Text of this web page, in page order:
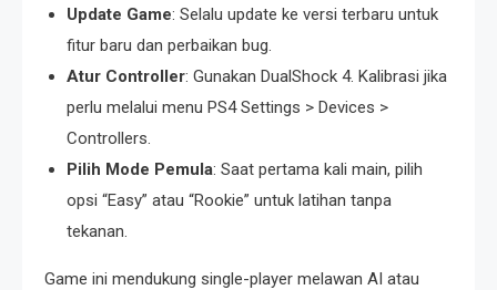
Update Game: Selalu update ke versi terbaru untuk
fitur baru dan perbaikan bug.
Atur Controller: Gunakan DualShock 4. Kalibrasi jika
perlu melalui menu PS4 Settings > Devices >
Controllers.
Pilih Mode Pemula: Saat pertama kali main, pilih
opsi “Easy” atau “Rookie” untuk latihan tanpa
tekanan.
Game ini mendukung single-player melawan AI atau